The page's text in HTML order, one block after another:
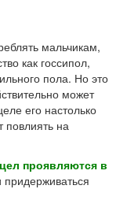
мальчикам,
как госсипол,
пола. Но это
может
его настолько
повлиять на
проявляются в